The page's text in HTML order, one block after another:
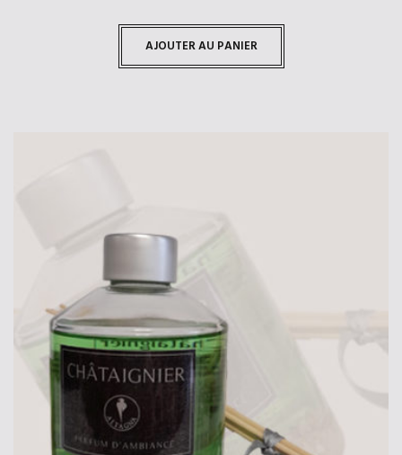
AJOUTER AU PANIER